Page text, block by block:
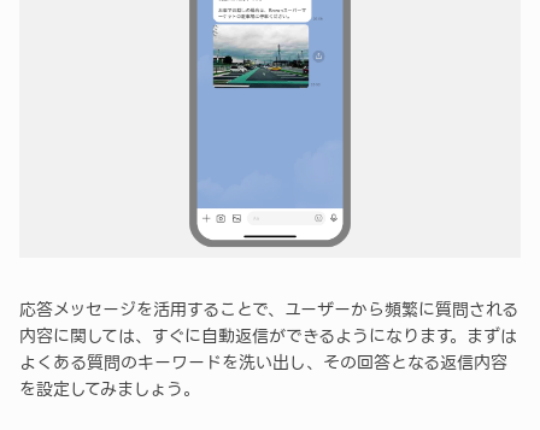
応答メッセージを活用することで、ユーザーから頻繁に質問される
内容に関しては、すぐに自動返信ができるようになります。まずは
よくある質問のキーワードを洗い出し、その回答となる返信内容
を設定してみましょう。